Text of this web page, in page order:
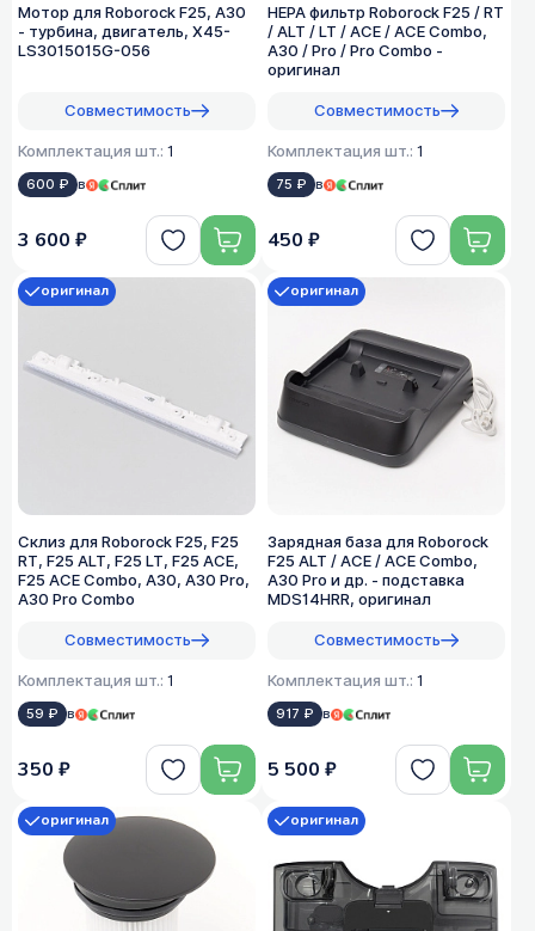
Мотор для Roborock F25, A30
- турбина, двигатель, X45-
LS3015015G-056
Совместимость
Комплектация шт.: 1
600 ₽ в
3 600 ₽
HEPA фильтр Roborock F25 / RT
/ ALT / LT / ACE / ACE Combo,
A30 / Pro / Pro Combo -
оригинал
Совместимость
Комплектация шт.: 1
75 ₽ в
450 ₽
Склиз для Roborock F25, F25
RT, F25 ALT, F25 LT, F25 ACE,
F25 ACE Combo, A30, A30 Pro,
A30 Pro Combo
Совместимость
Комплектация шт.: 1
59 ₽ в
оригинал
350 ₽
Зарядная база для Roborock
F25 ALT / ACE / ACE Combo,
A30 Pro и др. - подставка
MDS14HRR, оригинал
Совместимость
Комплектация шт.: 1
917 ₽ в
оригинал
5 500 ₽
оригинал оригинал